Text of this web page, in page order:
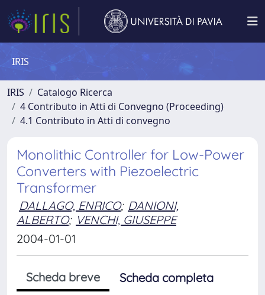
IRIS
IRIS
Catalogo Ricerca
4 Contributo in Atti di Convegno (Proceeding)
4.1 Contributo in Atti di convegno
Monolithic Controller for Low-Power
Converters with Piezoelectric
Transformer
DALLAGO, ENRICO; DANIONI,
ALBERTO; VENCHI, GIUSEPPE
2004-01-01
Scheda breve
Scheda completa